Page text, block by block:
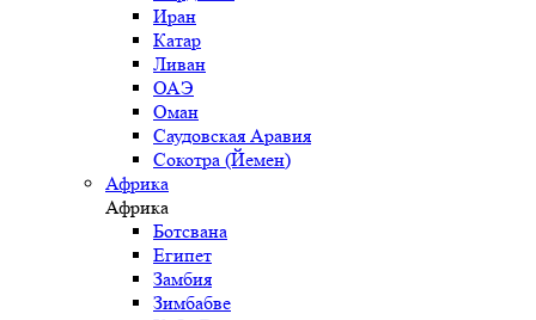
Иран
Катар
Ливан
ОАЭ
Оман
Саудовская Аравия
Сокотра (Йемен)
Африка
Африка
Ботсвана
Египет
Замбия
Зимбабве